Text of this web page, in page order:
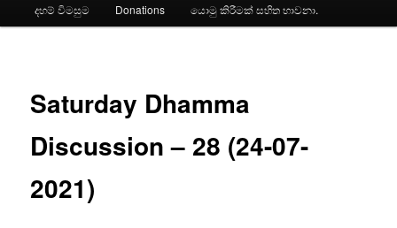
දහම් විමසුම Donations යොමු කිරීමක් සහිත භාවනා.
Saturday Dhamma
Discussion – 28 (24-07-
2021)